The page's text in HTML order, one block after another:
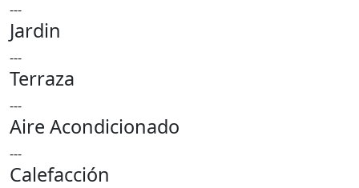
---
Jardin
---
Terraza
---
Aire Acondicionado
---
Calefacción